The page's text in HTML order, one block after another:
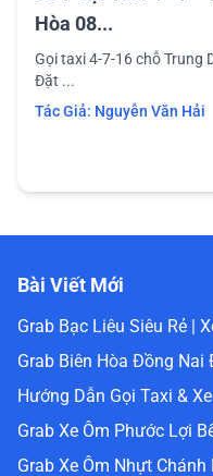
Hòa 08...
Gọi taxi 4-7-16 chỗ Trung
Đặt ...
Tác Giả: Nguyễn Văn Hải
Bài Viết Mới
Grab Xe Ôm Phước Lợi
Grab Xe Ôm Nhựt